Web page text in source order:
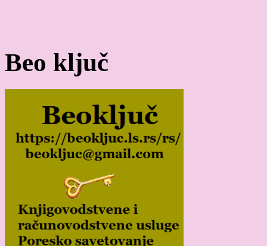
Beo ključ